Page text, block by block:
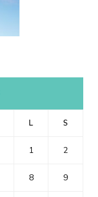
L S
1 2
8 9